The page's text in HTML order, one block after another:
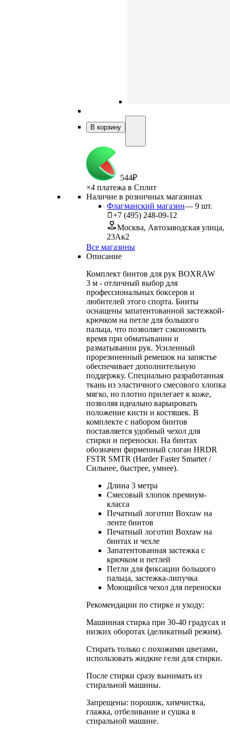
В корзину
544₽
×4 платежа в Сплит
Наличие в розничных магазинах
Флагманский магазин— 9 шт.
+7 (495) 248-09-12
Москва, Автозаводская улица,
23Ак2
Все магазины
Описание
Комплект бинтов для рук BOXRAW
3 м - отличный выбор для
профессиональных боксеров и
любителей этого спорта. Бинты
оснащены запатентованной застежкой-
крючком на петле для большого
пальца, что позволяет сэкономить
время при обматывании и
разматывании рук. Усиленный
прорезиненный ремешок на запястье
обеспечивает дополнительную
поддержку. Специально разработанная
ткань из эластичного смесового хлопка
мягко, но плотно прилегает к коже,
позволяя идеально варьировать
положение кисти и костяшек. В
комплекте с набором бинтов
поставляется удобный чехол для
стирки и переноски. На бинтах
обозначен фирменный слоган HRDR
FSTR SMTR (Harder Faster Smarter /
Сильнее, быстрее, умнее).
Длина 3 метра
Смесовый хлопок премиум-
класса
Печатный логотип Boxraw на
ленте бинтов
Печатный логотип Boxraw на
бинтах и чехле
Запатентованная застежка с
крючком и петлей
Петли для фиксации большого
пальца, застежка-липучка
Моющийся чехол для переноски
Рекомендации по стирке и уходу:
Машинная стирка при 30-40 градусах и
низких оборотах (деликатный режим).
Стирать только с похожими цветами,
использовать жидкие гели для стирки.
После стирки сразу вынимать из
стиральной машины.
Запрещены: порошок, химчистка,
глажка, отбеливание и сушка в
стиральной машине.